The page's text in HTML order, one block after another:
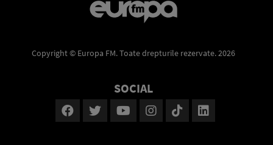
Copyright © Europa FM. Toate drepturile rezervate. 2026
SOCIAL